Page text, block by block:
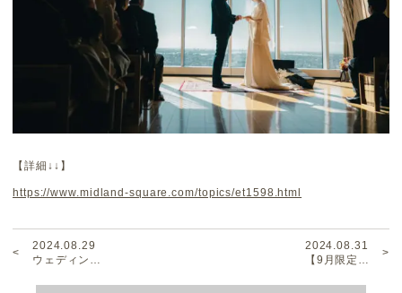
【詳細↓↓】
https://www.midland-square.com/topics/et1598.html
2024.08.29
ウェディン…
2024.08.31
【9月限定…